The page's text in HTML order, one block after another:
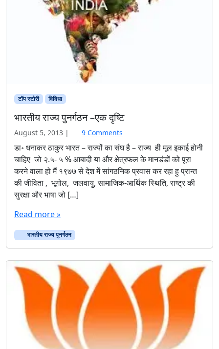
टॉप स्टोरी विविधा
भारतीय राज्य पुनर्गठन –एक दृष्टि
August 5, 2013 | 9 Commentso
भा
र
ती
य
क
डा॰ धनाकर ठाकुर भारत – राज्यों का संघ है – राज्य ही मूल इकाई होनी
चाहिए जो २.५- ५ % आबादी या और क्षेत्रफल के मानडंडों को पूरा
करने वाला हो मैं १९७७ से देश में सांगठनिक प्रवास कर रहा हु प्रान्त
की जीविता , भूगोल, जलवायु, सामाजिक-आर्थिक स्थिति, राष्ट्र की
सुरक्षा और भाषा जो […]
Read more »
भारतीय राज्य पुनर्गठन